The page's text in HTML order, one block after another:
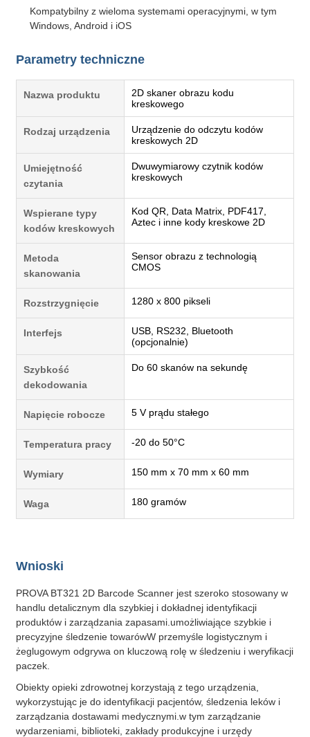
Kompatybilny z wieloma systemami operacyjnymi, w tym
Windows, Android i iOS
Parametry techniczne
Nazwa produktu
2D skaner obrazu kodu
kreskowego
Rodzaj urządzenia
Urządzenie do odczytu kodów
kreskowych 2D
Umiejętność
czytania
Dwuwymiarowy czytnik kodów
kreskowych
Wspierane typy
kodów kreskowych
Kod QR, Data Matrix, PDF417,
Aztec i inne kody kreskowe 2D
Metoda
skanowania
Sensor obrazu z technologią
CMOS
Rozstrzygnięcie 1280 x 800 pikseli
Interfejs
USB, RS232, Bluetooth
(opcjonalnie)
Szybkość
dekodowania
Do 60 skanów na sekundę
Napięcie robocze 5 V prądu stałego
Temperatura pracy -20 do 50°C
Wymiary 150 mm x 70 mm x 60 mm
Waga 180 gramów
Wnioski
PROVA BT321 2D Barcode Scanner jest szeroko stosowany w
handlu detalicznym dla szybkiej i dokładnej identyfikacji
produktów i zarządzania zapasami.umożliwiające szybkie i
precyzyjne śledzenie towarówW przemyśle logistycznym i
żeglugowym odgrywa on kluczową rolę w śledzeniu i weryfikacji
paczek.
Obiekty opieki zdrowotnej korzystają z tego urządzenia,
wykorzystując je do identyfikacji pacjentów, śledzenia leków i
zarządzania dostawami medycznymi.w tym zarządzanie
wydarzeniami, biblioteki, zakłady produkcyjne i urzędy